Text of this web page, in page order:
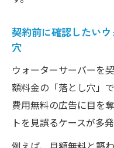
契約前に確認したい
穴
ウォーターサーバーを
額料金の「落とし穴」
費用無料の広告に目を
トを見誤るケースが多